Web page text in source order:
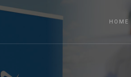
HOME